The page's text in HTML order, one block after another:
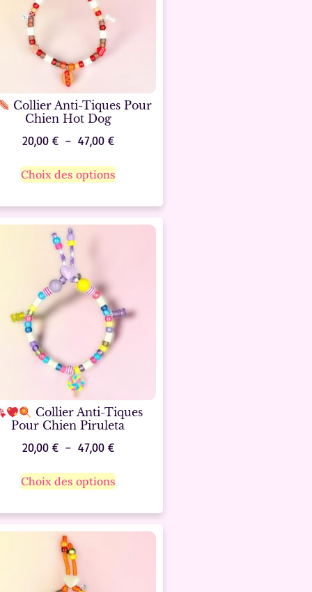
Collier Anti-Tiques Pour
Chien Hot Dog
20,00 € – 47,00 €
Choix des options
Collier Anti-Tiques
Pour Chien Piruleta
20,00 € – 47,00 €
Choix des options